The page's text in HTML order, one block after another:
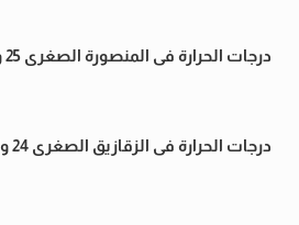
درجات الحرارة فى المنصورة الصغرى 25 والعظمى 33
درجات الحرارة فى الزقازيق الصغرى 24 والعظمى 34